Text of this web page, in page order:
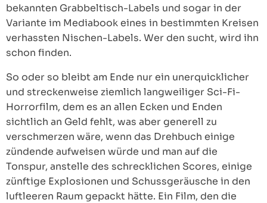
bekannten Grabbeltisch-Labels und sogar in der
Variante im Mediabook eines in bestimmten Kreisen
verhassten Nischen-Labels. Wer den sucht, wird ihn
schon finden.
So oder so bleibt am Ende nur ein unerquicklicher
und streckenweise ziemlich langweiliger Sci-Fi-
Horrorfilm, dem es an allen Ecken und Enden
sichtlich an Geld fehlt, was aber generell zu
verschmerzen wäre, wenn das Drehbuch einige
zündende aufweisen würde und man auf die
Tonspur, anstelle des schrecklichen Scores, einige
zünftige Explosionen und Schussgeräusche in den
luftleeren Raum gepackt hätte. Ein Film, den die